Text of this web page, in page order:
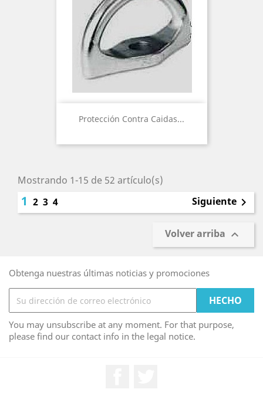
Protección Contra Caidas...
Mostrando 1-15 de 52 artículo(s)
1 2 3 4 Siguiente 
Volver arriba 
Obtenga nuestras últimas noticias y promociones
You may unsubscribe at any moment. For that purpose,
please find our contact info in the legal notice.